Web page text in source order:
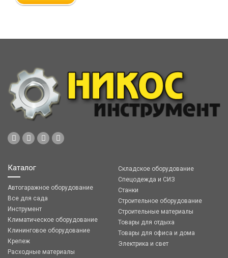
Каталог
Автогаражное оборудование
Все для сада
Инструмент
Климатическое оборудование
Клининговое оборудование
Крепеж
Расходные материалы
Складское оборудование
Спецодежда и СИЗ
Станки
Строительное оборудование
Строительные материалы
Товары для отдыха
Товары для офиса и дома
Электрика и свет